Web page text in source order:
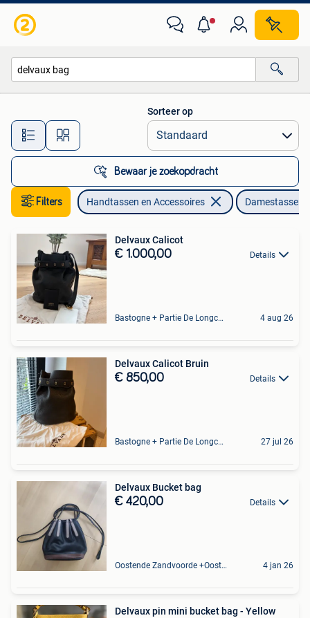
Alle afstanden…
Sorteer op
Bewaar je zoekopdracht
Filters Handtassen en Accessoires Damestassen
Delvaux Calicot
€ 1.000,00 Details
Bastogne + Partie De Longchamps Et Sibret 4 aug 26
Delvaux Calicot Bruin
€ 850,00 Details
Bastogne + Partie De Longchamps Et Sibret 27 jul 26
Delvaux Bucket bag
€ 420,00 Details
Oostende Zandvoorde +Oostende 4 jan 26
Delvaux pin mini bucket bag - Yellow